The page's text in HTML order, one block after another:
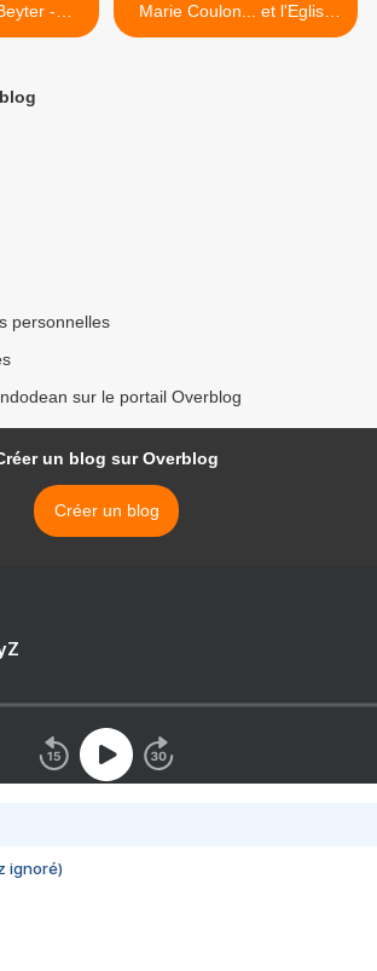
-
2021).
Marie Coulon... et l'Eglise
Saint-Alphonse du Mont...
personnelles
sur le portail Overblog
un blog sur Overblog
Créer un blog
ignoré)